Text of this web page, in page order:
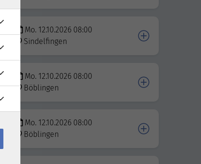
Mo. 12.10.2026 08:00
Sindelfingen
Mo. 12.10.2026 08:00
Böblingen
Mo. 12.10.2026 08:00
Böblingen